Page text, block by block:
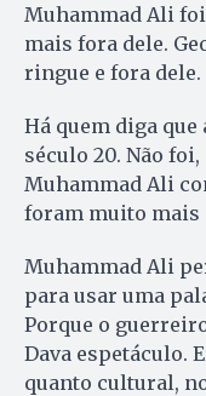
Muhammad Ali
mais fora dele.
ringue e fora
Há quem diga que
século 20. Não
Muhammad Ali
foram muito mais
Muhammad Ali
para usar uma
Porque o
Dava espetáculo.
quanto cultural,